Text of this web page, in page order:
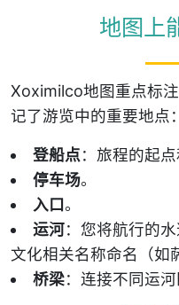
地图上
Xoximilco地图重点标
记了游览中的重要地点：
登船点：旅程的起
停车场。
入口。
运河：您将航行的
文化相关名称命名（如
桥梁：连接不同运河